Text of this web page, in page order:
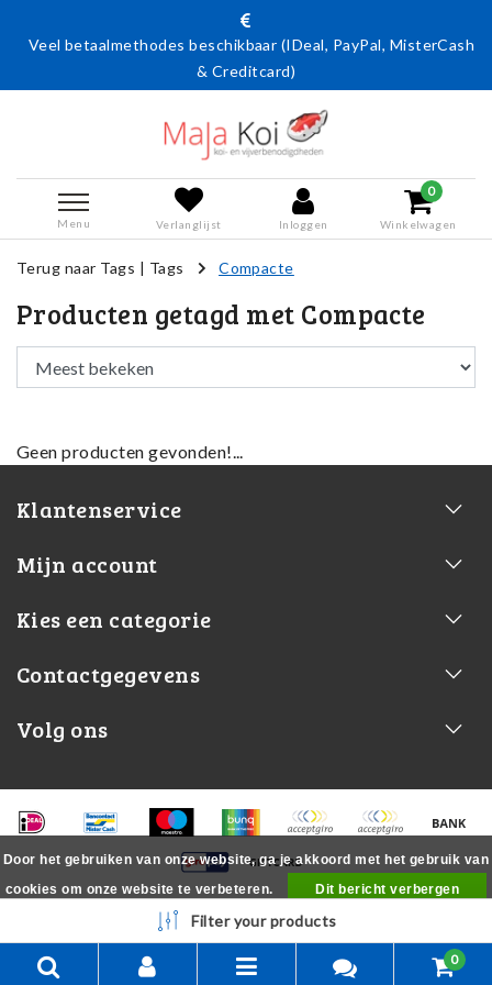
Veel betaalmethodes beschikbaar (IDeal, PayPal, MisterCash
& Creditcard)
Menu Verlanglijst Inloggen
0
Winkelwagen
Terug naar Tags | Tags Compacte
Producten getagd met Compacte
Geen producten gevonden!...
Klantenservice
Mijn account
Kies een categorie
Contactgegevens
Volg ons
Filter your products
0
Door het gebruiken van onze website, ga je akkoord met het gebruik van
cookies om onze website te verbeteren.
Dit bericht verbergen
Meer over cookies »